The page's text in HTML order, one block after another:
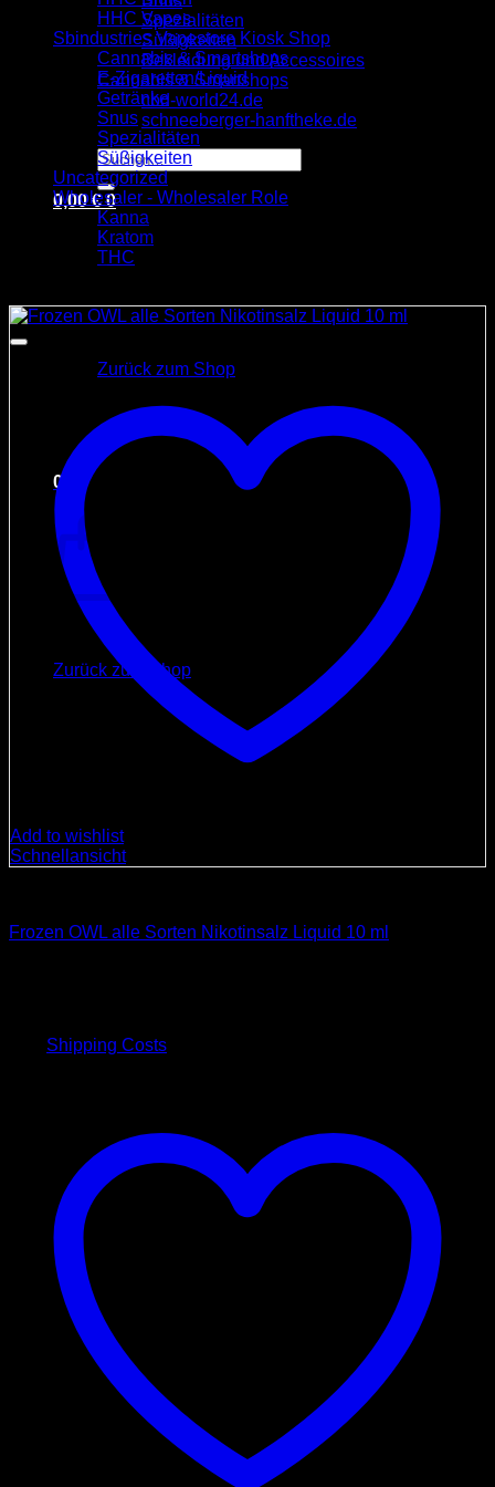
Spezialitäten
Süßigkeiten
Bekleidung und Accessoires
Cannabis & Smartshops
cbd-world24.de
schneeberger-hanftheke.de
Suchen
nach:
0,00€ 0
Es befinden sich keine Produkte im Warenkorb.
Zurück zum Shop
0
Warenkorb
Es befinden sich keine Produkte im Warenkorb.
Zurück zum Shop
HHC Vapes
Sbindustries Vapestore Kiosk Shop
Cannabis & Smartshops
E-Zigaretten/Liquid
Getränke
Snus
Spezialitäten
Süßigkeiten
Uncategorized
Wholesaler - Wholesaler Role
Kanna
Kratom
THC
Add to wishlist
Schnellansicht
Frozen OWL alle Sorten Nikotinsalz Liquid 10 ml
Shipping Costs